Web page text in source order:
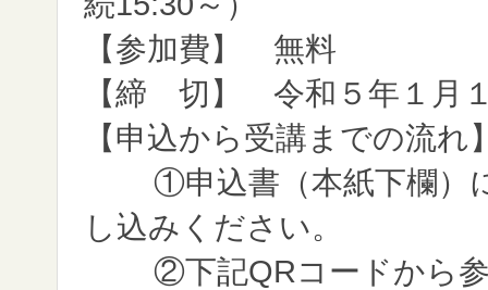
【参加費】 無料
【締 切】 令和５年１月
【申込から受講までの流れ
①申込書（本紙下欄）
し込みください。
②下記QRコードから